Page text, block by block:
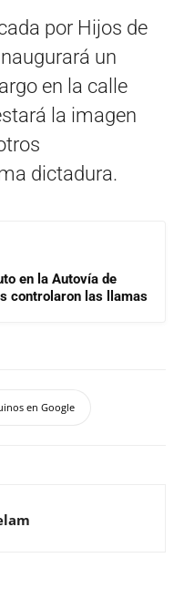
por Hijos de
un
en la calle
la imagen
dictadura.
en la Autovía de
controlaron las llamas
en Google